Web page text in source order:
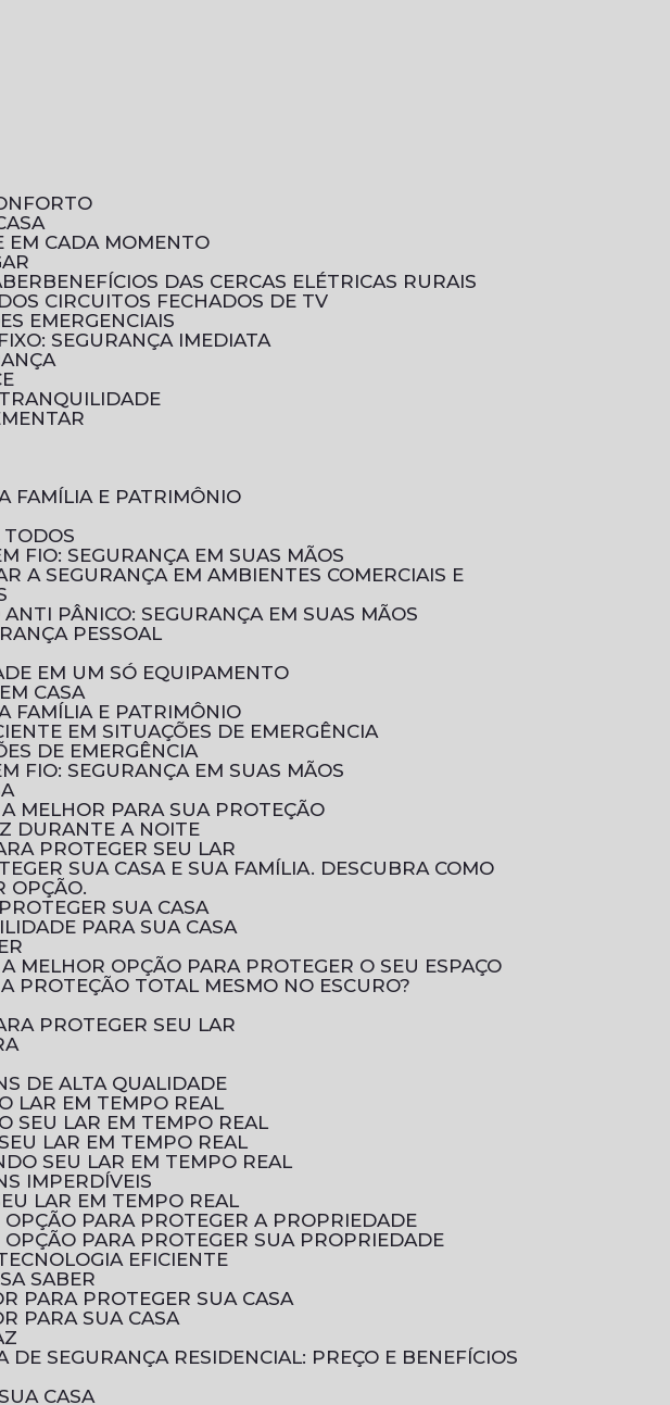
EM CADA MOMENTO
BENEFÍCIOS DAS CERCAS ELÉTRICAS RURAIS
DOS CIRCUITOS FECHADOS DE TV
EMERGENCIAIS
SEGURANÇA IMEDIATA
FAMÍLIA E PATRIMÔNIO
TODOS
FIO: SEGURANÇA EM SUAS MÃOS
ANTI PÂNICO: SEGURANÇA EM SUAS MÃOS
PESSOAL
EM UM SÓ EQUIPAMENTO
CASA
FAMÍLIA E PATRIMÔNIO
EM SITUAÇÕES DE EMERGÊNCIA
DE EMERGÊNCIA
FIO: SEGURANÇA EM SUAS MÃOS
MELHOR PARA SUA PROTEÇÃO
DURANTE A NOITE
PROTEGER SEU LAR
OPÇÃO.
SUA CASA
PARA SUA CASA
MELHOR OPÇÃO PARA PROTEGER O SEU ESPAÇO
PROTEÇÃO TOTAL MESMO NO ESCURO?
PROTEGER SEU LAR
DE ALTA QUALIDADE
LAR EM TEMPO REAL
SEU LAR EM TEMPO REAL
LAR EM TEMPO REAL
SEU LAR EM TEMPO REAL
IMPERDÍVEIS
LAR EM TEMPO REAL
OPÇÃO PARA PROTEGER A PROPRIEDADE
OPÇÃO PARA PROTEGER SUA PROPRIEDADE
EFICIENTE
SABER
PARA PROTEGER SUA CASA
PARA SUA CASA
DE SEGURANÇA RESIDENCIAL: PREÇO E BENEFÍCIOS
CASA